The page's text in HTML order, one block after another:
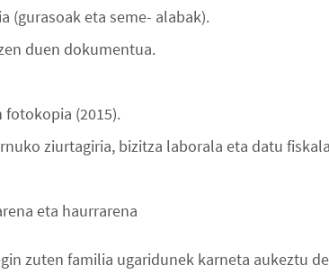
(gurasoak eta seme- alabak).
duen dokumentua.
(2015).
ziurtagiria, bizitza laborala eta datu
eta haurrarena
zuten familia ugaridunek karneta aukeztu